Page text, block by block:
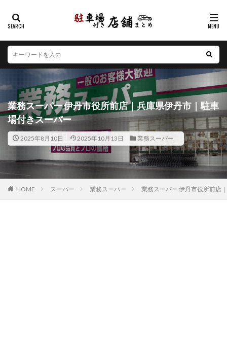
業務スーパー 伊丹市役所前店｜兵庫県伊丹市｜駐車
場付きスーパー
2025年8月10日 2025年10月13日 業務スーパー
HOME スーパー 業務スーパー 業務スーパー 伊丹市役所前店
カテゴリー
エリア
北海道 青森県 岩手県 宮城県
秋田県
山形県
福島県 茨城県 栃木県
群馬県
埼玉県
千葉県 東京都 神奈川県
新潟県
山梨県
長野県 富山県 石川県
福井県
岐阜県
静岡県 愛知県 三重県
滋賀県
京都府
大阪府 兵庫県 奈良県
和歌山県
鳥取県
島根県 岡山県 広島県
山口県
徳島県
香川県 愛媛県 高知県
福岡県
佐賀県
長崎県 熊本県 大分県
宮崎県